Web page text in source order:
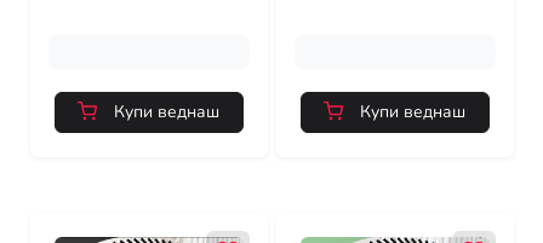
Купи веднаш Купи веднаш